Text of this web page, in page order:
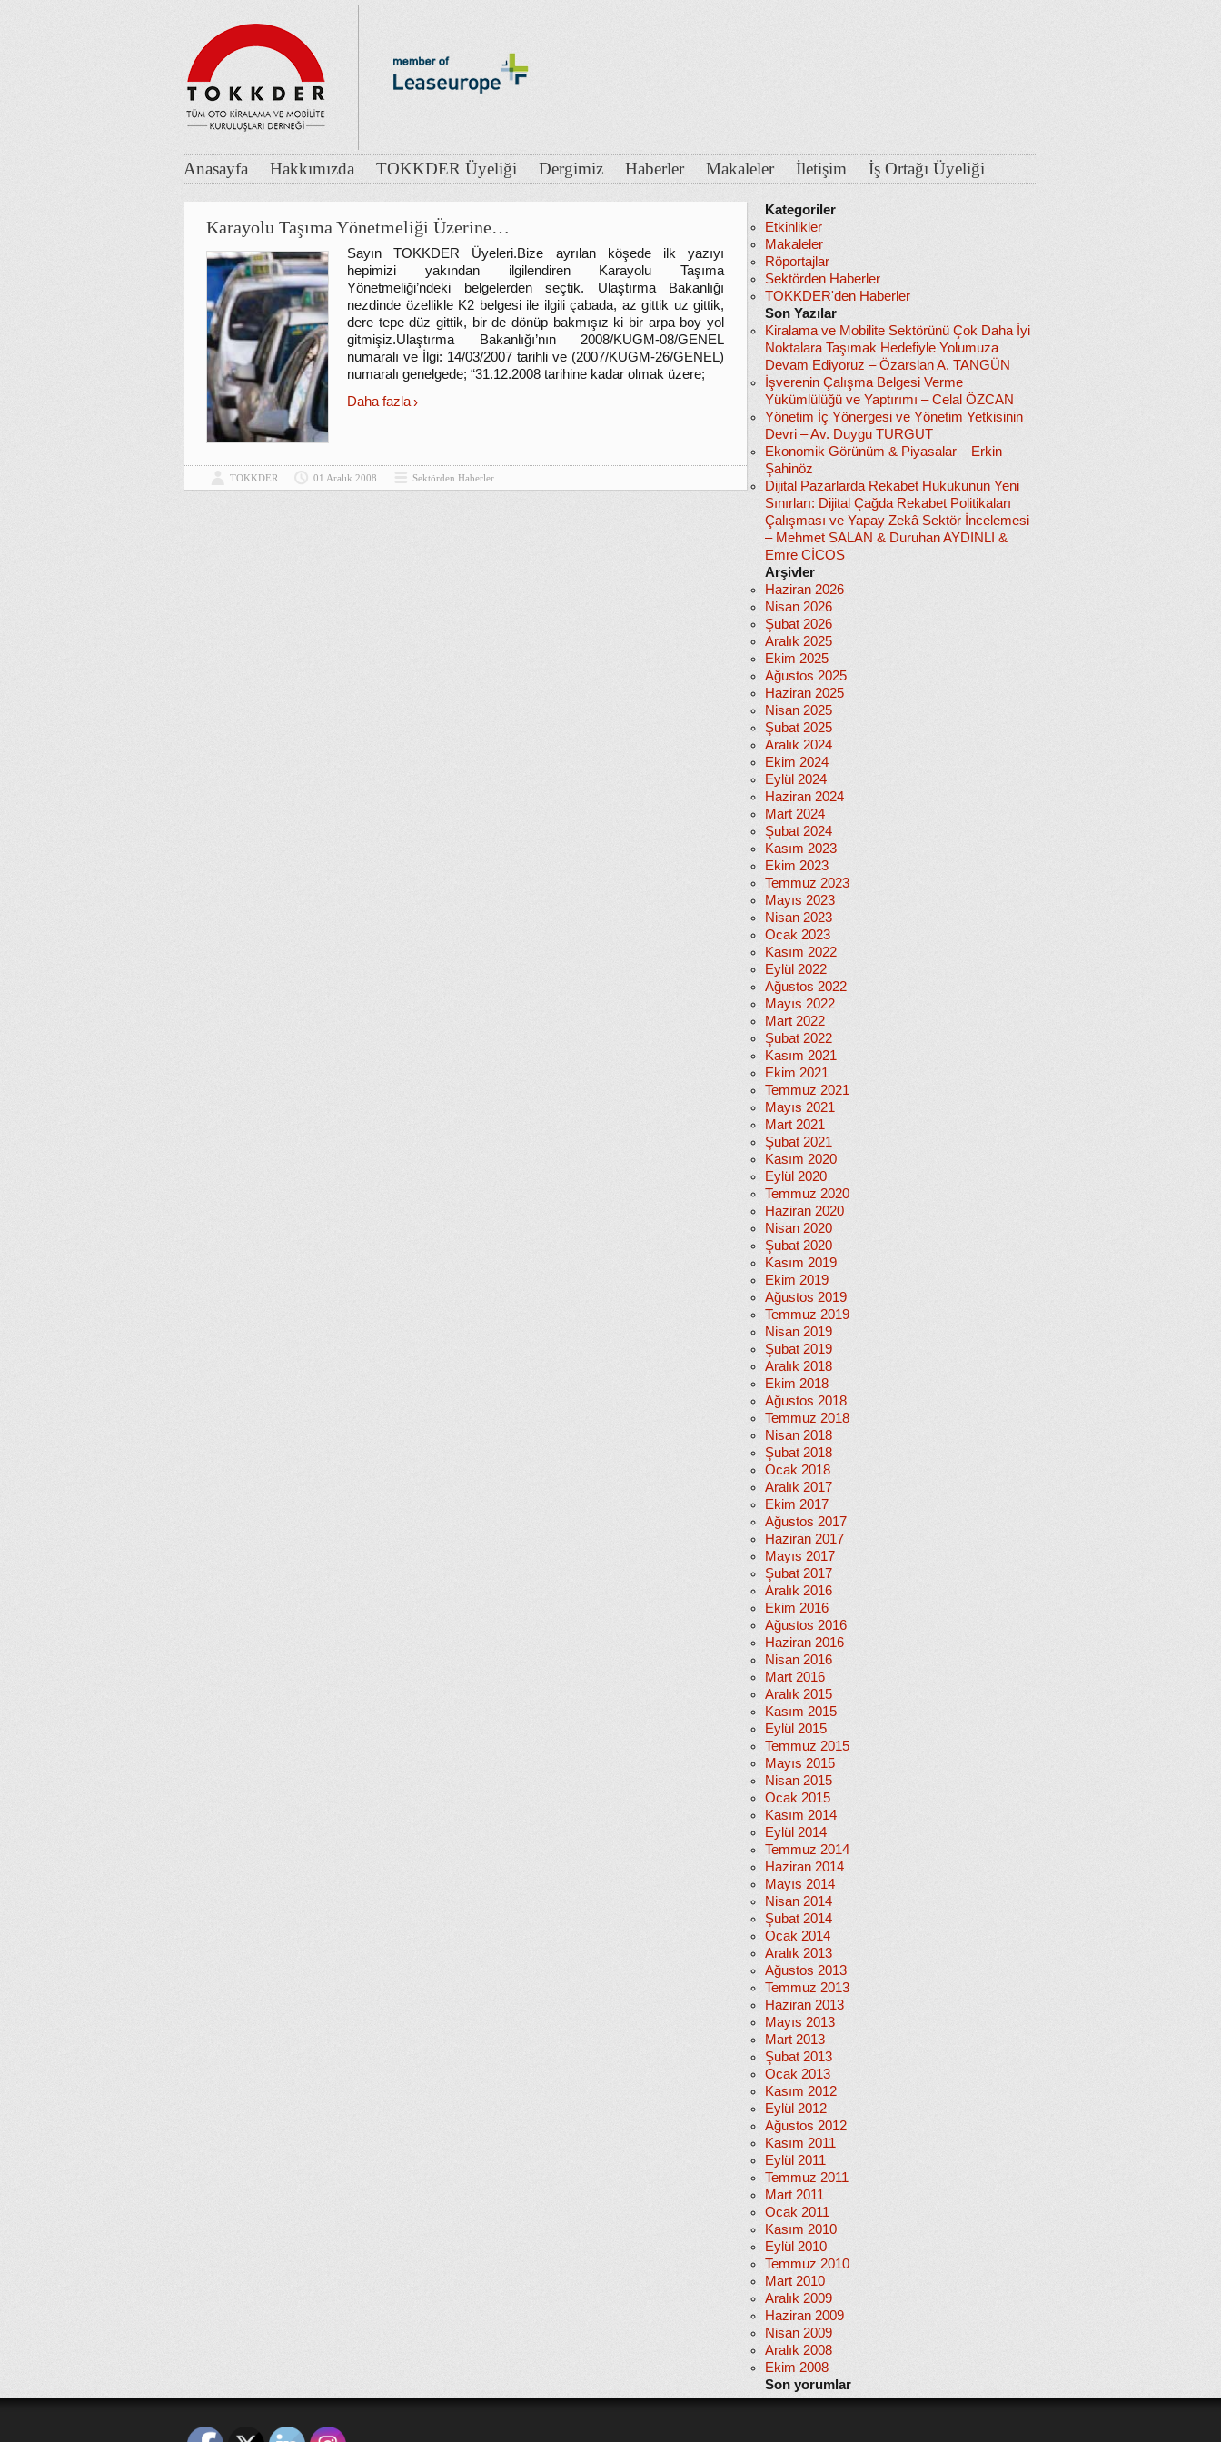
Anasayfa Hakkımızda TOKKDER Üyeliği Dergimiz Haberler Makaleler İletişim İş Ortağı Üyeliği
Karayolu Taşıma Yönetmeliği Üzerine…
Sayın TOKKDER Üyeleri.Bize ayrılan köşede ilk yazıyı
hepimizi yakından ilgilendiren Karayolu Taşıma
Yönetmeliği’ndeki belgelerden seçtik. Ulaştırma Bakanlığı
nezdinde özellikle K2 belgesi ile ilgili çabada, az gittik uz gittik,
dere tepe düz gittik, bir de dönüp bakmışız ki bir arpa boy yol
gitmişiz.Ulaştırma Bakanlığı’nın 2008/KUGM-08/GENEL
numaralı ve İlgi: 14/03/2007 tarihli ve (2007/KUGM-26/GENEL)
numaralı genelgede; “31.12.2008 tarihine kadar olmak üzere;
Daha fazla
TOKKDER 01 Aralık 2008 Sektörden Haberler
Kategoriler
Etkinlikler
Makaleler
Röportajlar
Sektörden Haberler
TOKKDER'den Haberler
Son Yazılar
Kiralama ve Mobilite Sektörünü Çok Daha İyi
Noktalara Taşımak Hedefiyle Yolumuza
Devam Ediyoruz – Özarslan A. TANGÜN
İşverenin Çalışma Belgesi Verme
Yükümlülüğü ve Yaptırımı – Celal ÖZCAN
Yönetim İç Yönergesi ve Yönetim Yetkisinin
Devri – Av. Duygu TURGUT
Ekonomik Görünüm & Piyasalar – Erkin
Şahinöz
Dijital Pazarlarda Rekabet Hukukunun Yeni
Sınırları: Dijital Çağda Rekabet Politikaları
Çalışması ve Yapay Zekâ Sektör İncelemesi
– Mehmet SALAN & Duruhan AYDINLI &
Emre CİCOS
Arşivler
Haziran 2026
Nisan 2026
Şubat 2026
Aralık 2025
Ekim 2025
Ağustos 2025
Haziran 2025
Nisan 2025
Şubat 2025
Aralık 2024
Ekim 2024
Eylül 2024
Haziran 2024
Mart 2024
Şubat 2024
Kasım 2023
Ekim 2023
Temmuz 2023
Mayıs 2023
Nisan 2023
Ocak 2023
Kasım 2022
Eylül 2022
Ağustos 2022
Mayıs 2022
Mart 2022
Şubat 2022
Kasım 2021
Ekim 2021
Temmuz 2021
Mayıs 2021
Mart 2021
Şubat 2021
Kasım 2020
Eylül 2020
Temmuz 2020
Haziran 2020
Nisan 2020
Şubat 2020
Kasım 2019
Ekim 2019
Ağustos 2019
Temmuz 2019
Nisan 2019
Şubat 2019
Aralık 2018
Ekim 2018
Ağustos 2018
Temmuz 2018
Nisan 2018
Şubat 2018
Ocak 2018
Aralık 2017
Ekim 2017
Ağustos 2017
Haziran 2017
Mayıs 2017
Şubat 2017
Aralık 2016
Ekim 2016
Ağustos 2016
Haziran 2016
Nisan 2016
Mart 2016
Aralık 2015
Kasım 2015
Eylül 2015
Temmuz 2015
Mayıs 2015
Nisan 2015
Ocak 2015
Kasım 2014
Eylül 2014
Temmuz 2014
Haziran 2014
Mayıs 2014
Nisan 2014
Şubat 2014
Ocak 2014
Aralık 2013
Ağustos 2013
Temmuz 2013
Haziran 2013
Mayıs 2013
Mart 2013
Şubat 2013
Ocak 2013
Kasım 2012
Eylül 2012
Ağustos 2012
Kasım 2011
Eylül 2011
Temmuz 2011
Mart 2011
Ocak 2011
Kasım 2010
Eylül 2010
Temmuz 2010
Mart 2010
Aralık 2009
Haziran 2009
Nisan 2009
Aralık 2008
Ekim 2008
Son yorumlar